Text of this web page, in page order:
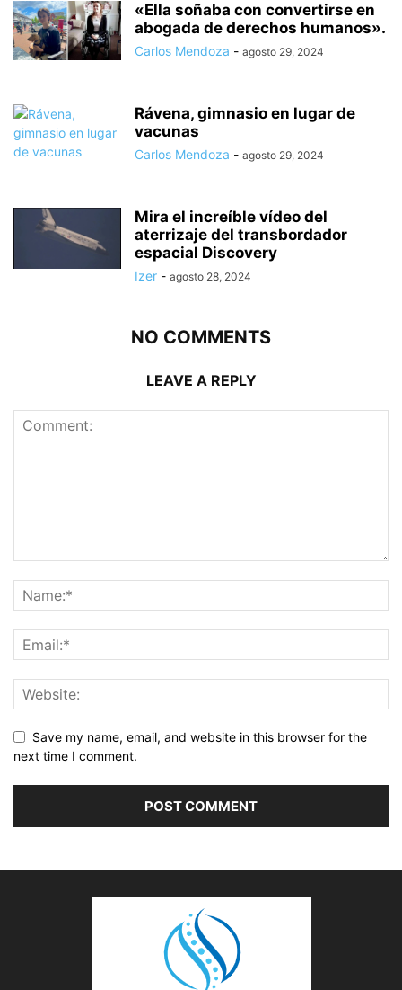
«Ella soñaba con convertirse en
abogada de derechos humanos».
Carlos Mendoza - agosto 29, 2024
Rávena, gimnasio en lugar de
vacunas
Carlos Mendoza - agosto 29, 2024
Mira el increíble vídeo del
aterrizaje del transbordador
espacial Discovery
Izer - agosto 28, 2024
NO COMMENTS
LEAVE A REPLY
Save my name, email, and website in this browser for the
next time I comment.